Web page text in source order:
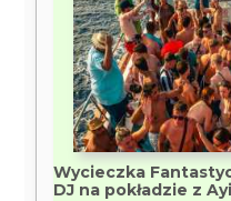
Wycieczka
DJ na pokładzie z